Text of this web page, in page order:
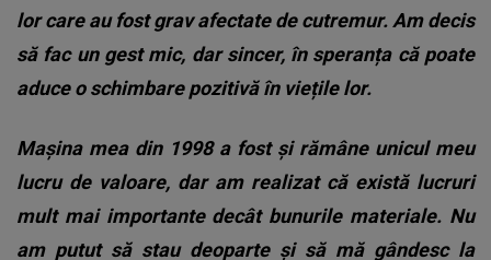
lor care au fost grav afectate de cutremur. Am decis
să fac un gest mic, dar sincer, în speranța că poate
aduce o schimbare pozitivă în viețile lor.
Mașina mea din 1998 a fost și rămâne unicul meu
lucru de valoare, dar am realizat că există lucruri
mult mai importante decât bunurile materiale. Nu
am putut să stau deoparte și să mă gândesc la